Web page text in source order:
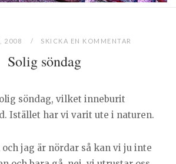
2008 SKICKA EN KOMMENTAR
Solig söndag
söndag, vilket inneburit
Istället har vi varit ute i naturen.
jag är nördar så kan vi ju inte